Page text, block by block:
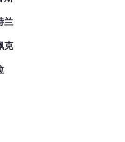
兰
克